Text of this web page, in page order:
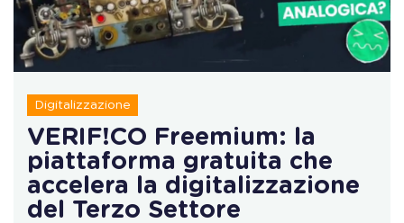
Digitalizzazione
VERIF!CO Freemium: la
piattaforma gratuita che
accelera la digitalizzazione
del Terzo Settore